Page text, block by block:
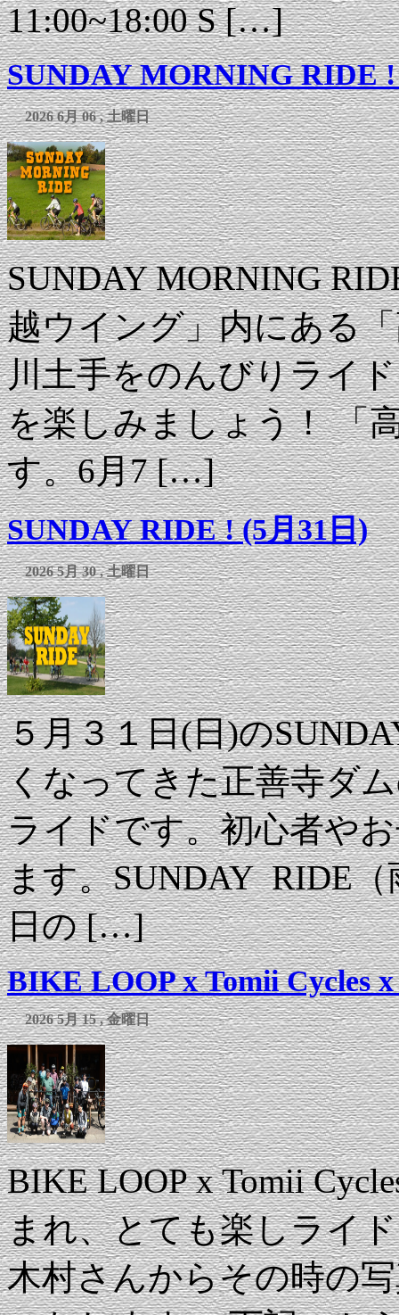
11:00~18:00 S […]
SUNDAY MORNING RIDE !
2026 6月 06 , 土曜日
SUNDAY MORNING
越ウイング」内にある
川土手をのんびりライ
を楽しみましょう！ 「
す。6月7 […]
SUNDAY RIDE ! (5月31日)
2026 5月 30 , 土曜日
５月３１日(日)の
くなってきた正善寺ダ
ライドです。初心者や
ます。SUNDAY RIDE
日の […]
BIKE LOOP x Tomii Cycles
2026 5月 15 , 金曜日
BIKE LOOP x Tomii
まれ、とても楽しライ
木村さんからその時の